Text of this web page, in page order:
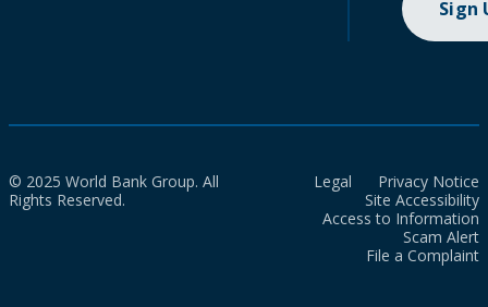
Sign
© 2025 World Bank Group. All
Rights Reserved.
Legal
Privacy Notice
Site Accessibility
Access to Information
Scam Alert
File a Complaint